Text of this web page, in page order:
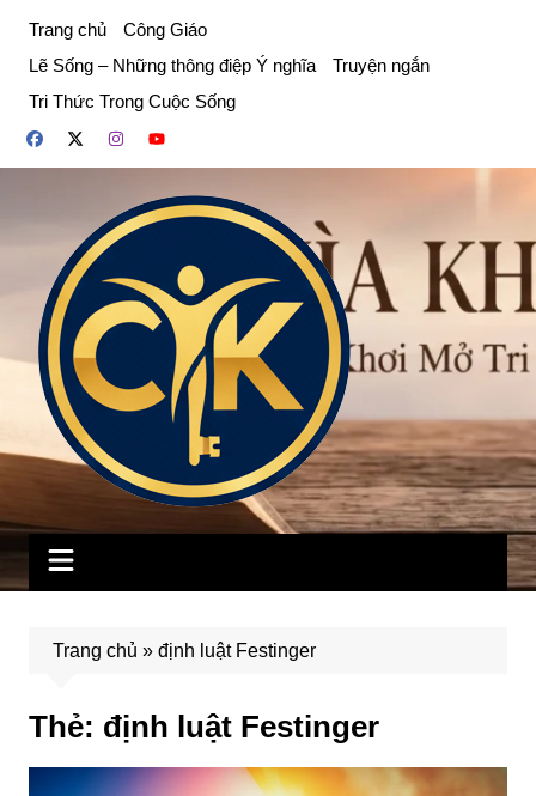
phần
dung
Trang chủ
Công Giáo
Lẽ Sống – Những thông điệp Ý nghĩa
Truyện ngắn
Tri Thức Trong Cuộc Sống
Trang chủ » định luật Festinger
Thẻ: định luật Festinger